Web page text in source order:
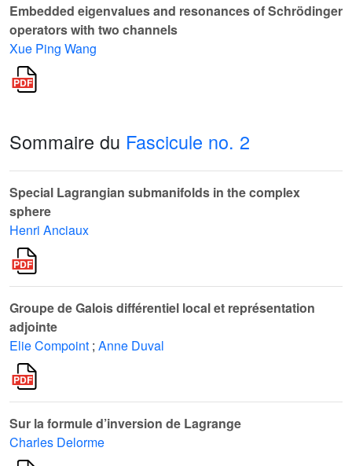
Embedded eigenvalues and resonances of Schrödinger
operators with two channels
Xue Ping Wang
Sommaire du Fascicule no. 2
Special Lagrangian submanifolds in the complex
sphere
Henri Anciaux
Groupe de Galois différentiel local et représentation
adjointe
Elie Compoint ; Anne Duval
Sur la formule d’inversion de Lagrange
Charles Delorme